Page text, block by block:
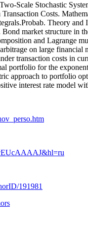
Scale Stochastic
Costs.
Theory
market structure in
and Lagrange
on large financial
transaction costs in
portfolio for the
approach to portfolio
interest rate model
191981